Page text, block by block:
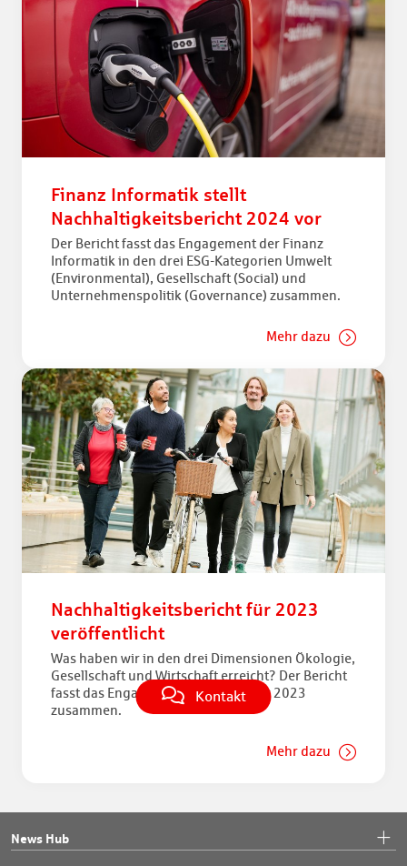
Kontakt
Finanz Informatik stellt
Nachhaltigkeitsbericht 2024 vor
Der Bericht fasst das Engagement der Finanz
Informatik in den drei ESG-Kategorien Umwelt
(Environmental), Gesellschaft (Social) und
Unternehmenspolitik (Governance) zusammen.
Mehr dazu
Nachhaltigkeitsbericht für 2023
veröffentlicht
Was haben wir in den drei Dimensionen Ökologie,
Gesellschaft und Wirtschaft erreicht? Der Bericht
fasst das Engagement der FI im Jahr 2023
zusammen.
Mehr dazu
News Hub